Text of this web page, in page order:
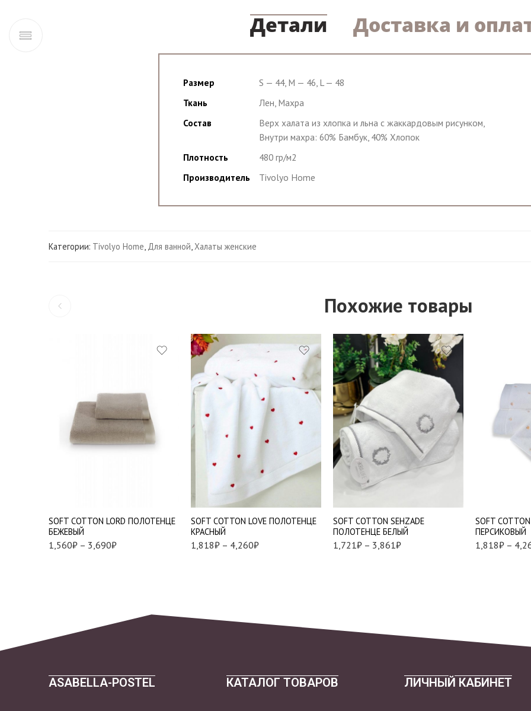
Детали Доставка и
Размер
S — 44, M — 46, L — 48
Ткань
Лен, Махра
Состав
Верх халата из хлопка и льна с жаккардовым рисунком,
Внутри махра: 60% Бамбук, 40% Хлопок
Плотность
480 гр/м2
Производитель
Tivolyo Home
Категории: Tivolyo Home, Для ванной,Халаты женские
Похожие товары
SOFT СOTTON LORD ПОЛОТЕНЦЕ
БЕЖЕВЫЙ
1,560₽ – 3,690₽
SOFT СOTTON LOVE ПОЛОТЕНЦЕ
КРАСНЫЙ
1,818₽ – 4,260₽
30*50 см. — 3 шт.
75*150 см. - 1 шт.
SOFT СOTTON SEHZADE
ПОЛОТЕНЦЕ БЕЛЫЙ
1,721₽ – 3,861₽
85*150 см. - 1 шт.
SOFT
ПЕРСИКОВЫЙ
1,818₽ –
ASABELLA-POSTEL КАТАЛОГ ТОВАРОВ ЛИЧНЫЙ КАБИНЕТ